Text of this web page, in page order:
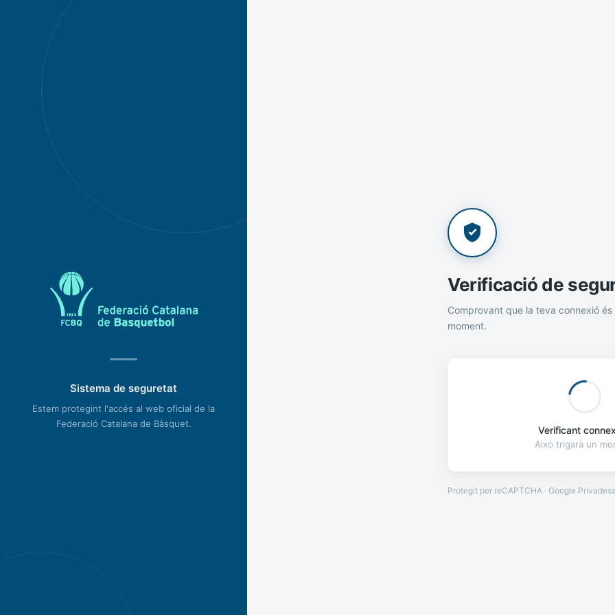
Sistema de seguretat
Estem protegint l'accés al web oficial de la
Federació Catalana de Bàsquet.
Verificació de
Comprovant que la teva connexió és
moment.
Verificant
Això trigarà un
Protegit per reCAPTCHA · Google Privadesa